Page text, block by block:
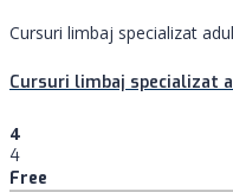
Cursuri limbaj specializat
Cursuri limbaj specializat
4
4
Free